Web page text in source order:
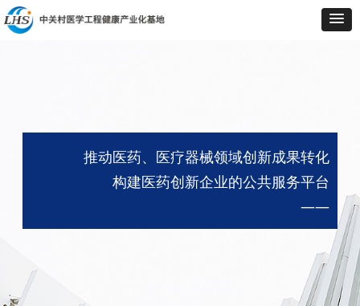
推动医药、医疗器械领域创新成果转化
构建医药创新企业的公共服务平台
——